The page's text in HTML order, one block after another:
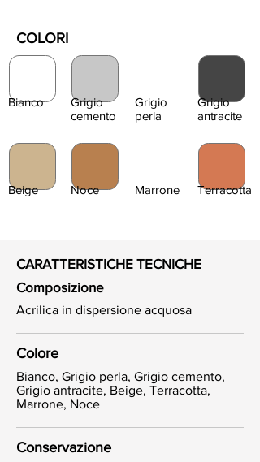
COLORI
Grigio
perla
Grigio
cemento
Bianco
Grigio
antracite
Beige Terracotta
Marrone
Noce
CARATTERISTICHE TECNICHE
Composizione
Acrilica in dispersione acquosa
Colore
Bianco, Grigio perla, Grigio cemento,
Grigio antracite, Beige, Terracotta,
Marrone, Noce
Conservazione